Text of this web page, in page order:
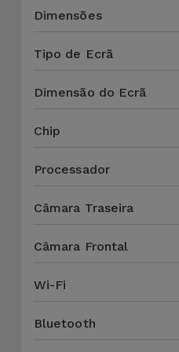
Outras
tudo
Telemóvel
e Casa
Carteiras,
Malas
Localizadores
Dimensões
Tipo de Ecrã
Dimensão do Ecrã
Chip
Processador
Câmara Traseira
Câmara Frontal
Wi-Fi
Bluetooth